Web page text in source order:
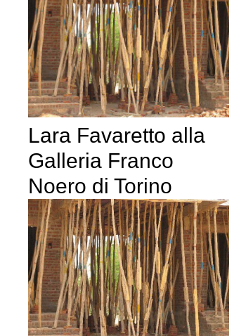
Lara Favaretto alla
Galleria Franco
Noero di Torino